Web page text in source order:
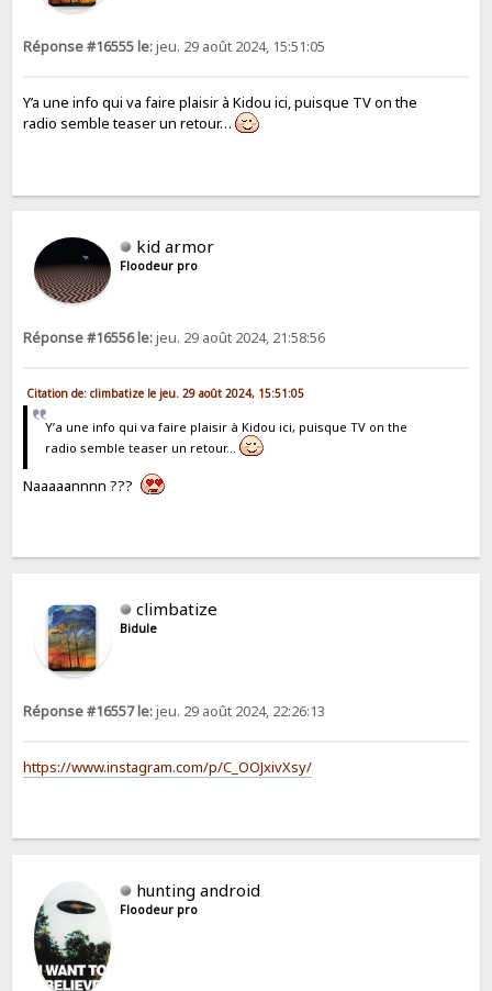
Réponse #16555 le:jeu. 29 août 2024, 15:51:05
Y’a une info qui va faire plaisir à Kidou ici, puisque TV on the
radio semble teaser un retour…
kid armor
Floodeur pro
Réponse #16556 le:jeu. 29 août 2024, 21:58:56
Citation de: climbatize le jeu. 29 août 2024, 15:51:05
Y’a une info qui va faire plaisir à Kidou ici, puisque TV on the
radio semble teaser un retour…
Naaaaannnn ???
climbatize
Bidule
Réponse #16557 le:jeu. 29 août 2024, 22:26:13
https://www.instagram.com/p/C_OOJxivXsy/
hunting android
Floodeur pro